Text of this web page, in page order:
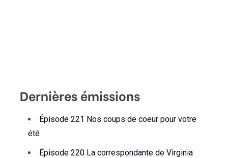
Dernières émissions
Épisode 221 Nos coups de coeur pour votre
été
Épisode 220 La correspondante de Virginia